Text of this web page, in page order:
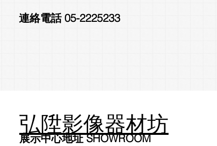
連絡電話 05-2225233
弘陞影像器材坊
展示中心地址 SHOWROOM